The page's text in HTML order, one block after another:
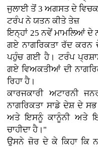
ਜੁਲਾਈ ਤੋਂ 3 ਅਗਸਤ ਦੇ
ਟਰੰਪ ਨੇ ਯਤਨ ਕੀਤੇ ਤੇਜ਼
ਇਨ੍ਹਾਂ 25 ਨਵੇਂ ਮਾਮਲਿਆਂ ਦੇ
ਗਏ ਨਾਗਰਿਕਤਾ ਰੱਦ ਕਰਨ
ਪਹੁੰਚ ਗਈ ਹੈ। ਟਰੰਪ
ਗਏ ਵਿਅਕਤੀਆਂ ਦੀ
ਰਿਹਾ ਹੈ।
ਕਾਰਜਕਾਰੀ ਅਟਾਰਨੀ
ਨਾਗਰਿਕਤਾ ਸਾਡੇ ਦੇਸ਼ ਦੇ
ਅਤੇ ਇਸਨੂੰ ਕਾਨੂੰਨੀ ਅਤੇ
ਚਾਹੀਦਾ ਹੈ।"
ਉਸਨੇ ਜ਼ੋਰ ਦੇ ਕੇ ਕਿਹਾ ਕਿ